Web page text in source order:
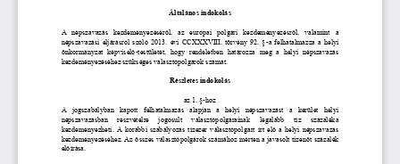
Általános indokolás
A
népszavazás  kezdeményezéséről,  az  európai  polgári  kezdeményezésről,  valamint  a
népszavazási  eljárásról szóló 2013.  évi CCXXXVIII. törvény 92. § -a  felhatalmazza  a  helyi
önkormányzat  képviselő-testületét,  hogy  rendeletben  határozza  meg  a  helyi  népszavazás
kezdeményezéséhez szükséges választópolgárok számát.
Részletes indokolás
az 1. §-hoz
A  jogszabályban  kapott  felhatalmazás  alapján  a  helyi  népszavazást  a  kerület  helyi
népszavazásban   részvételre   jogosult   választópolgárainak   legalább   tíz   százaléka
kezdeményezheti. A korábbi szabályozás tízezer választópolgárt írt elő a helyi népszavazás
kezdeményezéséhez. Az összes választópolgárok számához mérten a javasolt tizenöt százalék
előírása